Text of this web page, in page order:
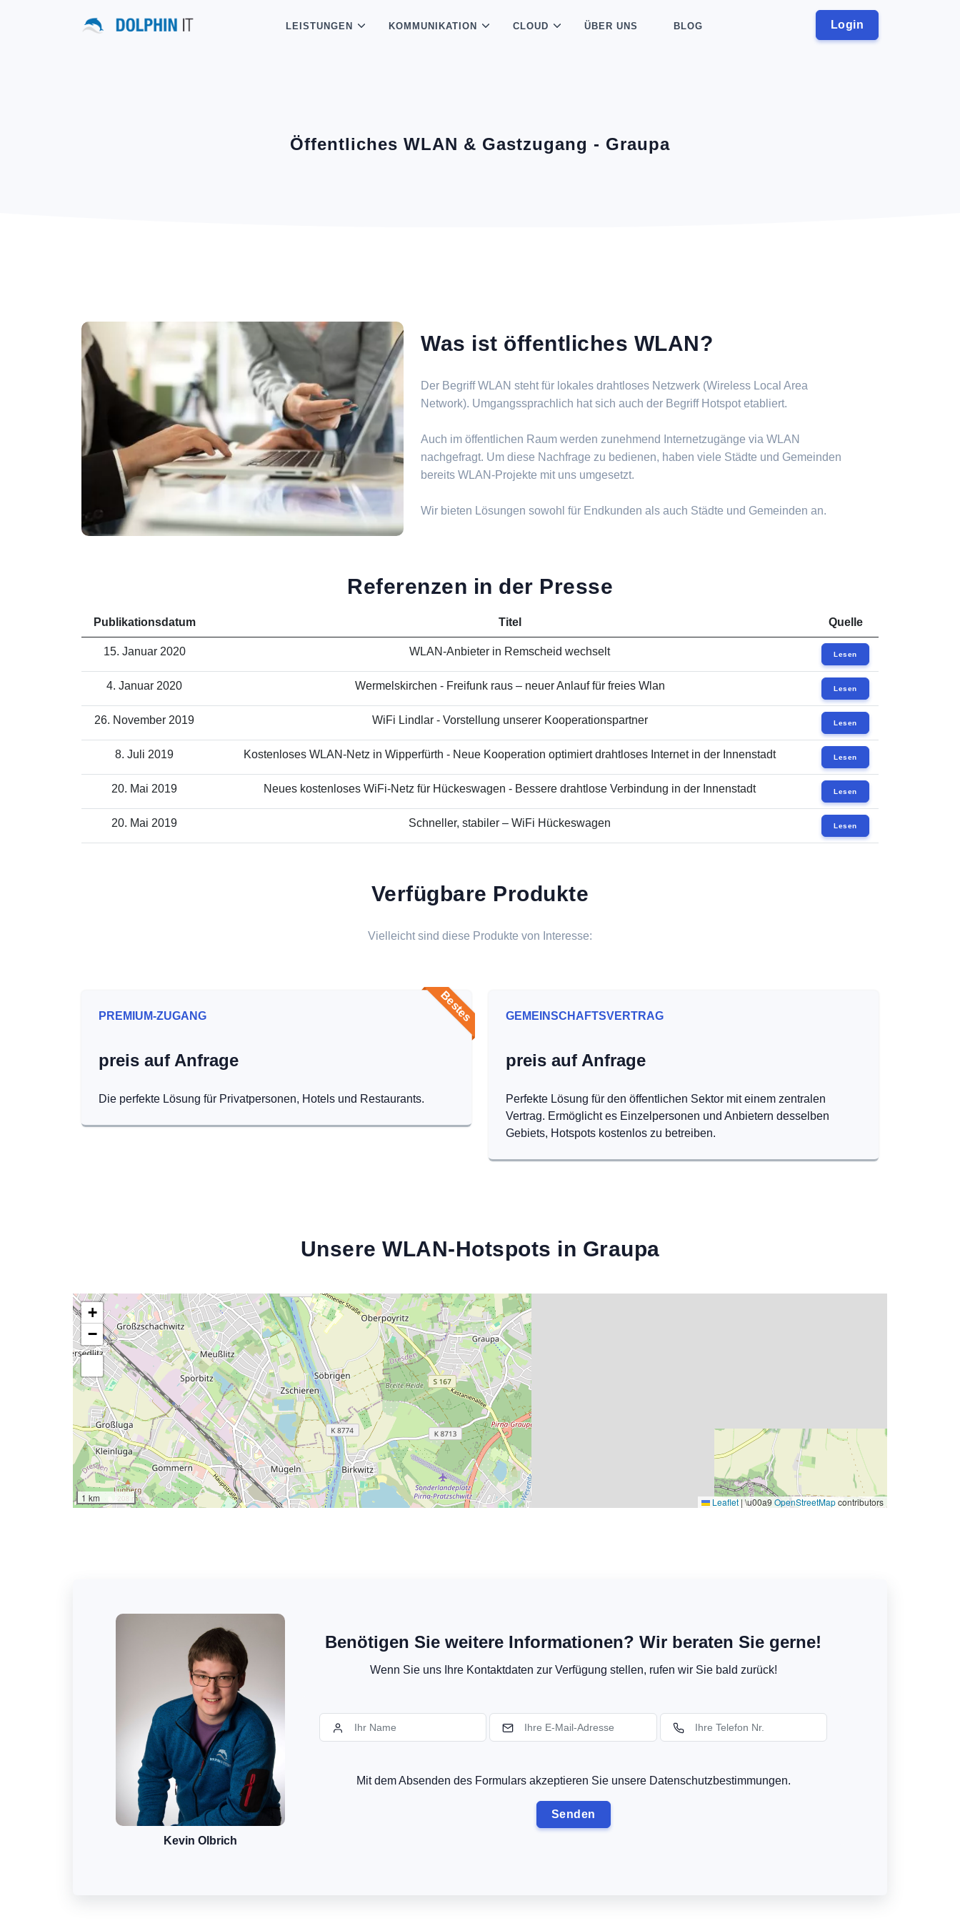
Login
LEISTUNGEN KOMMUNIKATION CLOUD ÜBER UNS BLOG
Öffentliches WLAN & Gastzugang - Graupa
Was ist öffentliches WLAN?
Der Begriff WLAN steht für lokales drahtloses Netzwerk (Wireless Local Area
Network). Umgangssprachlich hat sich auch der Begriff Hotspot etabliert.
Auch im öffentlichen Raum werden zunehmend Internetzugänge via WLAN
nachgefragt. Um diese Nachfrage zu bedienen, haben viele Städte und Gemeinden
bereits WLAN-Projekte mit uns umgesetzt.
Wir bieten Lösungen sowohl für Endkunden als auch Städte und Gemeinden an.
Referenzen in der Presse
Publikationsdatum Titel Quelle
15. Januar 2020 WLAN-Anbieter in Remscheid wechselt Lesen
4. Januar 2020 Wermelskirchen - Freifunk raus – neuer Anlauf für freies Wlan Lesen
26. November 2019 WiFi Lindlar - Vorstellung unserer Kooperationspartner Lesen
8. Juli 2019 Kostenloses WLAN-Netz in Wipperfürth - Neue Kooperation optimiert drahtloses Internet in der Innenstadt Lesen
20. Mai 2019 Neues kostenloses WiFi-Netz für Hückeswagen - Bessere drahtlose Verbindung in der Innenstadt Lesen
20. Mai 2019 Schneller, stabiler – WiFi Hückeswagen Lesen
Verfügbare Produkte
Vielleicht sind diese Produkte von Interesse:
Bestes
PREMIUM-ZUGANG
preis auf Anfrage
Die perfekte Lösung für Privatpersonen, Hotels und Restaurants.
GEMEINSCHAFTSVERTRAG
preis auf Anfrage
Perfekte Lösung für den öffentlichen Sektor mit einem zentralen
Vertrag. Ermöglicht es Einzelpersonen und Anbietern desselben
Gebiets, Hotspots kostenlos zu betreiben.
Unsere WLAN-Hotspots in Graupa
+
−
1 km Leaflet | \u00a9 OpenStreetMapcontributors
Kevin Olbrich
Benötigen Sie weitere Informationen? Wir beraten Sie gerne!
Wenn Sie uns Ihre Kontaktdaten zur Verfügung stellen, rufen wir Sie bald zurück!
Mit dem Absenden des Formulars akzeptieren Sie unsere Datenschutzbestimmungen.